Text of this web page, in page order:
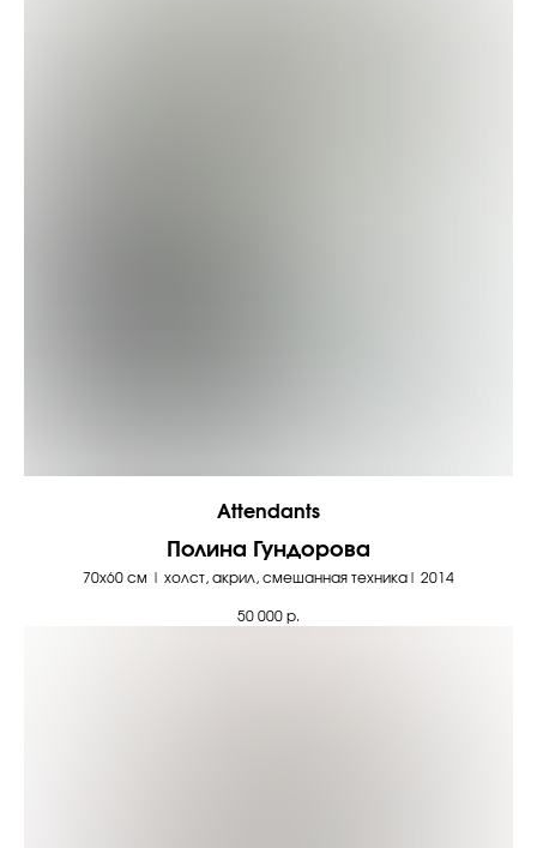
Attendants
Полина Гундорова
70х60 см | холст, акрил, смешанная техника| 2014
50 000 р.